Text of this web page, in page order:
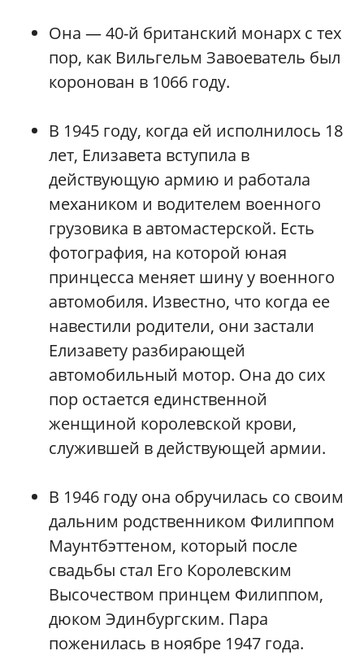
Она — 40-й британский монарх с тех
пор, как Вильгельм Завоеватель был
коронован в 1066 году.
В 1945 году, когда ей исполнилось 18
лет, Елизавета вступила в
действующую армию и работала
механиком и водителем военного
грузовика в автомастерской. Есть
фотография, на которой юная
принцесса меняет шину у военного
автомобиля. Известно, что когда ее
навестили родители, они застали
Елизавету разбирающей
автомобильный мотор. Она до сих
пор остается единственной
женщиной королевской крови,
служившей в действующей армии.
В 1946 году она обручилась со своим
дальним родственником Филиппом
Маунтбэттеном, который после
свадьбы стал Его Королевским
Высочеством принцем Филиппом,
дюком Эдинбургским. Пара
поженилась в ноябре 1947 года.